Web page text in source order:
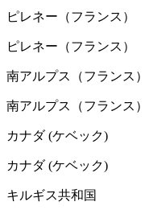
ピレネー（フランス）
ピレネー（フランス）
南アルプス（フランス）
南アルプス（フランス）
カナダ (ケベック)
カナダ (ケベック)
キルギス共和国